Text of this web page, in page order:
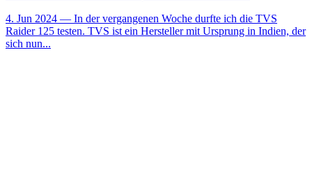
4. Jun 2024 — In der vergangenen Woche durfte ich die TVS
Raider 125 testen. TVS ist ein Hersteller mit Ursprung in Indien, der
sich nun...